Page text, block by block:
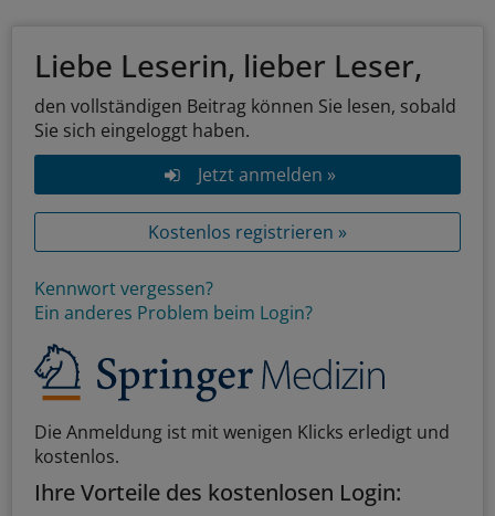
Liebe Leserin, lieber Leser,
den vollständigen Beitrag können Sie lesen, sobald
Sie sich eingeloggt haben.
Jetzt anmelden »
Kostenlos registrieren »
Kennwort vergessen?
Ein anderes Problem beim Login?
Die Anmeldung ist mit wenigen Klicks erledigt und
kostenlos.
Ihre Vorteile des kostenlosen Login: